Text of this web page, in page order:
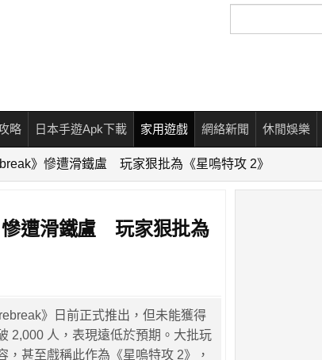
尋
略 日本手遊Apk下載 家用遊戲 網絡新聞 休閒娛樂
》慘遭滑鐵盧 玩家狠批為《星嗚特攻 2》
遭滑鐵盧 玩家狠批為
》日前正式推出，但未能獲得
2,000 人，表現遠低於預期。大批玩
，甚至戲稱此作為《星嗚特攻 2》，